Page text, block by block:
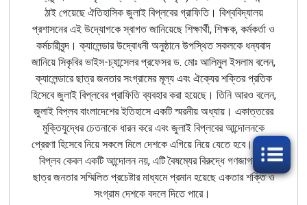
ঠাই পেয়েছে ঐতিহাসিক জুলাই বিপ্লবের গ্রাফিতি। বিশ্ববিদ্যালয়
প্রশাসনের এই উদ্যোগকে স্বাগত জানিয়েছে শিক্ষার্থী, শিক্ষক, কর্মকর্তা ও
কর্মচারীবৃন্দ। ক্যালেন্ডার উদ্বোধনী অনুষ্ঠানে উপস্থিত সকলকে ধন্যবাদ
জানিয়ে সিকৃবির ভাইস-চ্যান্সেলর প্রফেসর ড. মোঃ আলিমুল ইসলাম বলেন,
ক্যালেন্ডারে ছাত্র জনতার সংগ্রামের মূল্য এবং ঐক্যের শক্তির প্রতিক
হিসেবে জুলাই বিপ্লবের প্রাফিতি ব্যবহার করা হয়েছে। তিনি আরও বলেন,
জুলাই বিপ্লব বাংলাদেশের ইতিহাসে একটি স্মরনীয় অধ্যায়। একাত্তরের
মুক্তিযুদ্ধের চেতনাকে ধারন করে এবং জুলাই বিপ্লবের আন্দোলনকে
প্রেরণা হিসেবে নিয়ে সকলে মিলে দেশকে এগিয়ে নিয়ে যেতে হবে। জুলাই
বিপ্লব কেবল একটি আন্দোলন নয়, এটি বৈষম্যের বিরুদ্ধে গণজাগরণ।
ছাত্র জনতার সম্মিলিত প্রচেষ্টার মাধ্যমে প্রমান হয়েছে একতার শক্তি ও
সংগ্রাম দেশকে বদলে দিতে পারে।